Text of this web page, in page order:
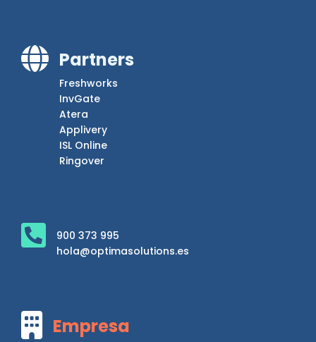
 Partners
Freshworks
InvGate
Atera
Applivery
ISL Online
Ringover

900 373 995
hola@optimasolutions.es
 Empresa